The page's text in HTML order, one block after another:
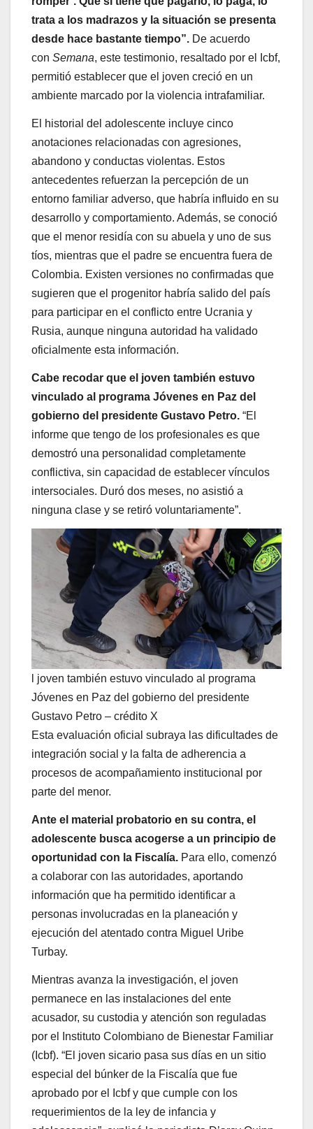
trata a los madrazos y la situación se presenta
desde hace bastante tiempo”. De acuerdo
con Semana, este testimonio, resaltado por el Icbf,
permitió establecer que el joven creció en un
ambiente marcado por la violencia intrafamiliar.
El historial del adolescente incluye cinco
anotaciones relacionadas con agresiones,
abandono y conductas violentas. Estos
antecedentes refuerzan la percepción de un
entorno familiar adverso, que habría influido en su
desarrollo y comportamiento. Además, se conoció
que el menor residía con su abuela y uno de sus
tíos, mientras que el padre se encuentra fuera de
Colombia. Existen versiones no confirmadas que
sugieren que el progenitor habría salido del país
para participar en el conflicto entre Ucrania y
Rusia, aunque ninguna autoridad ha validado
oficialmente esta información.
Cabe recodar que el joven también estuvo
vinculado al programa Jóvenes en Paz del
gobierno del presidente Gustavo Petro. “El
informe que tengo de los profesionales es que
demostró una personalidad completamente
conflictiva, sin capacidad de establecer vínculos
intersociales. Duró dos meses, no asistió a
ninguna clase y se retiró voluntariamente”.
l joven también estuvo vinculado al programa
Jóvenes en Paz del gobierno del presidente
Gustavo Petro – crédito X
Esta evaluación oficial subraya las dificultades de
integración social y la falta de adherencia a
procesos de acompañamiento institucional por
parte del menor.
Ante el material probatorio en su contra, el
adolescente busca acogerse a un principio de
oportunidad con la Fiscalía. Para ello, comenzó
a colaborar con las autoridades, aportando
información que ha permitido identificar a
personas involucradas en la planeación y
ejecución del atentado contra Miguel Uribe
Turbay.
Mientras avanza la investigación, el joven
permanece en las instalaciones del ente
acusador, su custodia y atención son reguladas
por el Instituto Colombiano de Bienestar Familiar
(Icbf). “El joven sicario pasa sus días en un sitio
especial del búnker de la Fiscalía que fue
aprobado por el Icbf y que cumple con los
requerimientos de la ley de infancia y